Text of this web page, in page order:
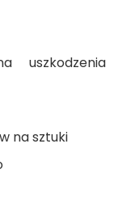
uszkodzenia
na sztuki